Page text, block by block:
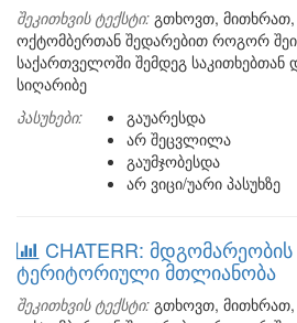
შეკითხვის ტექსტი: გთხოვთ,
ოქტომბერთან შედარებით როგორ
საქართველოში შემდეგ საკითხებთან
სიღარიბე
პასუხები:
გაუარესდა
არ შეცვლილა
გაუმჯობესდა
არ ვიცი/უარი პასუხზე
CHATERR:
ტერიტორიული მთლიანობა
შეკითხვის ტექსტი: გთხოვთ,